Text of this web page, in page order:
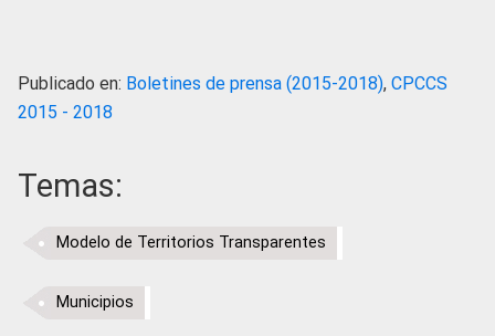
Publicado en: Boletines de prensa (2015-2018), CPCCS
2015 - 2018
Temas:
Modelo de Territorios Transparentes
Municipios